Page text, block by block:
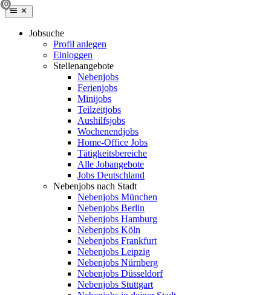
Jobsuche
Profil anlegen
Einloggen
Stellenangebote
Nebenjobs
Ferienjobs
Minijobs
Teilzeitjobs
Aushilfsjobs
Wochenendjobs
Home-Office Jobs
Tätigkeitsbereiche
Alle Jobangebote
Jobs Deutschland
Nebenjobs nach Stadt
Nebenjobs München
Nebenjobs Berlin
Nebenjobs Hamburg
Nebenjobs Köln
Nebenjobs Frankfurt
Nebenjobs Leipzig
Nebenjobs Nürnberg
Nebenjobs Düsseldorf
Nebenjobs Stuttgart